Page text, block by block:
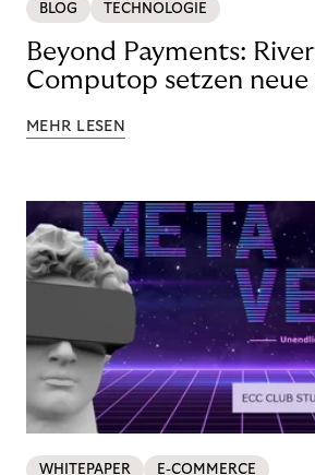
BLOG TECHNOLOGIE
Beyond Payments:
Computop setzen
MEHR LESEN
WHITEPAPER E-COMMERCE